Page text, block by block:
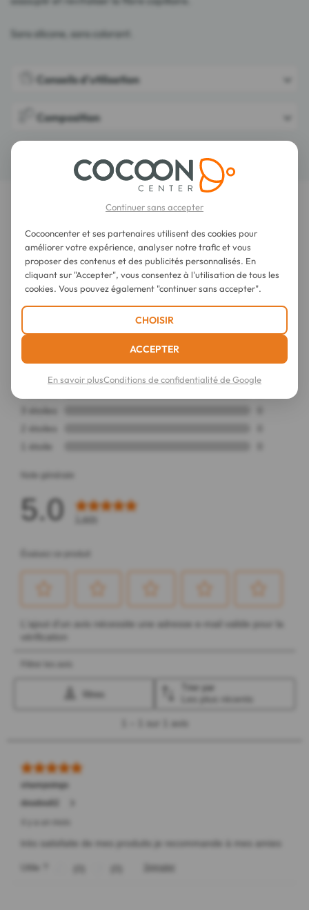
Sans silicone, sans colorant.
Conseils d'utilisation
Composition
LES DERNIERS AVIS SUR CET ARTICLE
Franck Provost Expert Nutrition Soin
Démêlant Cheveux Secs & Rêches 450 ml
Continuer sans accepter
Cocooncenter et ses partenaires utilisent des cookies pour
améliorer votre expérience, analyser notre trafic et vous
proposer des contenus et des publicités personnalisés. En
cliquant sur "Accepter", vous consentez à l'utilisation de tous les
cookies. Vous pouvez également "continuer sans accepter".
CHOISIR
ACCEPTER
En savoir plusConditions de confidentialité de Google